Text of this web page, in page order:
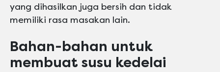
yang dihasilkan juga bersih dan tidak
memiliki rasa masakan lain.
Bahan-bahan untuk
membuat susu kedelai